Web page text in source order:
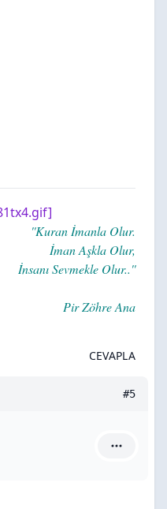
''Kuran İmanla Olur.
İman Aşkla Olur,
İnsanı Sevmekle Olur..''
Pir Zöhre Ana
CEVAPLA
#5